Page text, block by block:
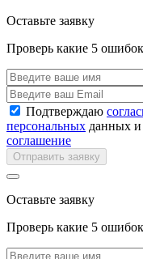
Оставьте заявку
Проверь какие 5
Подтверждаю
персональных данных
соглашение
Отправить заявку
Оставьте заявку
Проверь какие 5